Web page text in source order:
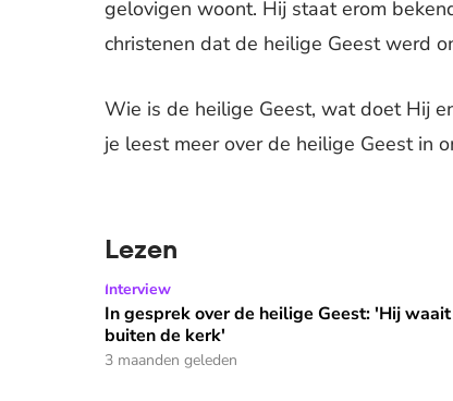
gelovigen woont. Hij staat erom
christenen dat de heilige Geest werd
Wie is de heilige Geest, wat doet Hij
je leest meer over de heilige Geest in
Lezen
In gesprek over de heilige Geest: 'Hij waait
Interview
In gesprek over de heilige Geest: 'Hij
buiten de kerk'
3 maanden geleden